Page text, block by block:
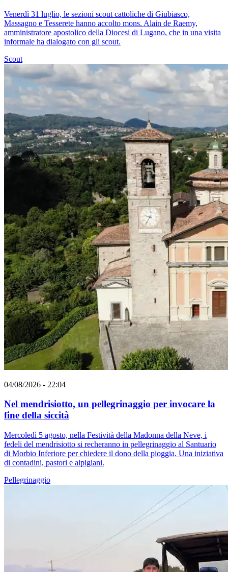
Venerdì 31 luglio, le sezioni scout cattoliche di Giubiasco,
Massagno e Tesserete hanno accolto mons. Alain de Raemy,
amministratore apostolico della Diocesi di Lugano, che in una visita
informale ha dialogato con gli scout.
Scout
04/08/2026 - 22:04
Nel mendrisiotto, un pellegrinaggio per invocare la
fine della siccità
Mercoledì 5 agosto, nella Festività della Madonna della Neve, i
fedeli del mendrisiotto si recheranno in pellegrinaggio al Santuario
di Morbio Inferiore per chiedere il dono della pioggia. Una iniziativa
di contadini, pastori e alpigiani.
Pellegrinaggio